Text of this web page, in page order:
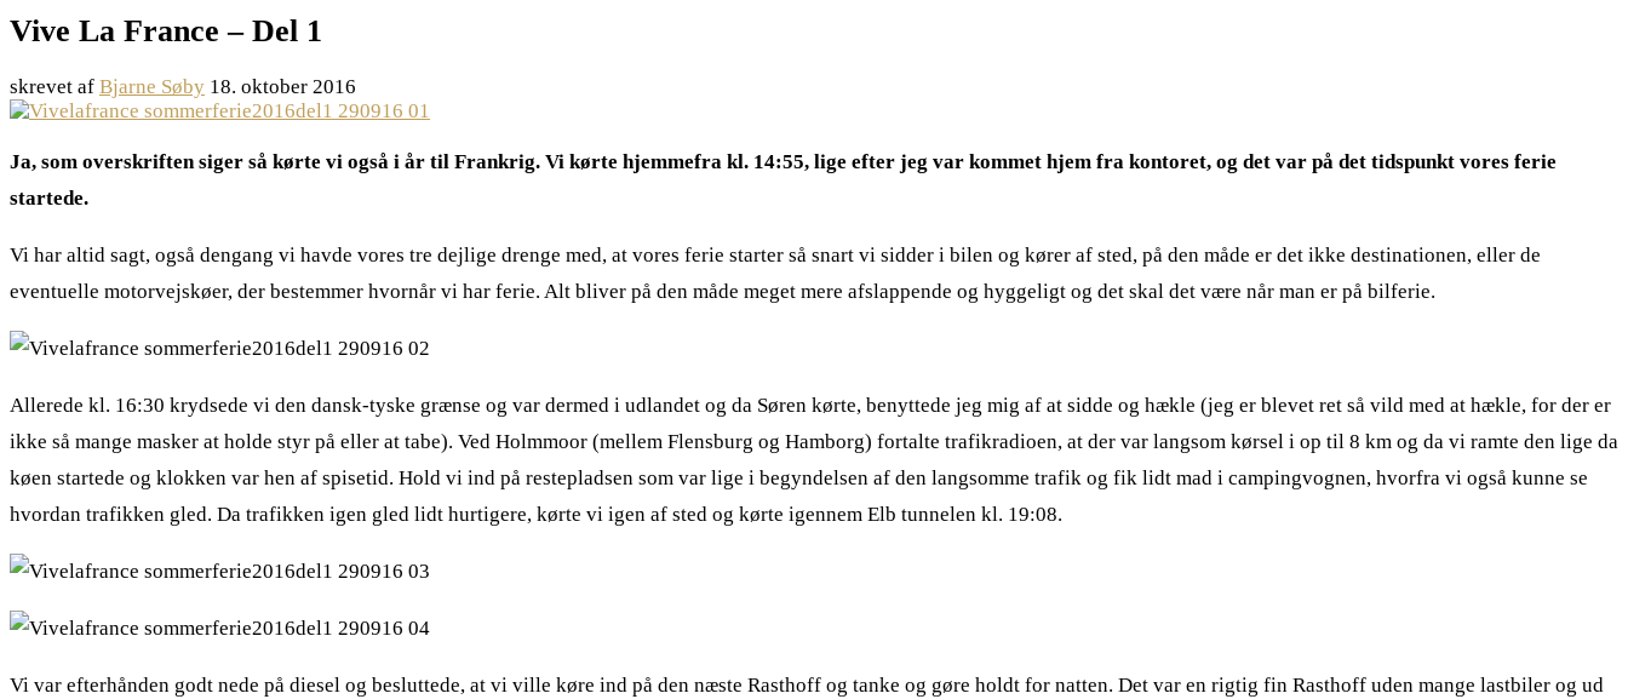
Vive La France – Del 1
skrevet af Bjarne Søby 18. oktober 2016
Ja, som overskriften siger så kørte vi også i år til Frankrig. Vi kørte hjemmefra kl. 14:55, lige efter jeg var kommet hjem fra kontoret, og det var på det tidspunkt vores ferie
startede.
Vi har altid sagt, også dengang vi havde vores tre dejlige drenge med, at vores ferie starter så snart vi sidder i bilen og kører af sted, på den måde er det ikke destinationen, eller de
eventuelle motorvejskøer, der bestemmer hvornår vi har ferie. Alt bliver på den måde meget mere afslappende og hyggeligt og det skal det være når man er på bilferie.
Allerede kl. 16:30 krydsede vi den dansk-tyske grænse og var dermed i udlandet og da Søren kørte, benyttede jeg mig af at sidde og hækle (jeg er blevet ret så vild med at hækle, for der er
ikke så mange masker at holde styr på eller at tabe). Ved Holmmoor (mellem Flensburg og Hamborg) fortalte trafikradioen, at der var langsom kørsel i op til 8 km og da vi ramte den lige da
køen startede og klokken var hen af spisetid. Hold vi ind på restepladsen som var lige i begyndelsen af den langsomme trafik og fik lidt mad i campingvognen, hvorfra vi også kunne se
hvordan trafikken gled. Da trafikken igen gled lidt hurtigere, kørte vi igen af sted og kørte igennem Elb tunnelen kl. 19:08.
Vi var efterhånden godt nede på diesel og besluttede, at vi ville køre ind på den næste Rasthoff og tanke og gøre holdt for natten. Det var en rigtig fin Rasthoff uden mange lastbiler og ud